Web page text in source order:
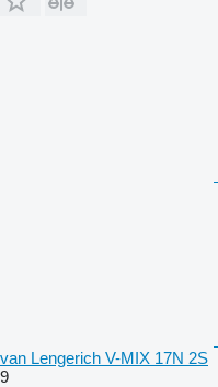
van Lengerich V-MIX 17N 2S
9